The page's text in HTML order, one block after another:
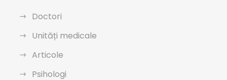
Doctori
Unități medicale
Articole
Psihologi